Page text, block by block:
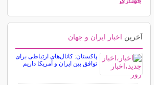
آخرین اخبار ایران و جهان
پاکستان: کانال‌های ارتباطی برای
توافق بین ایران و آمریکا داریم